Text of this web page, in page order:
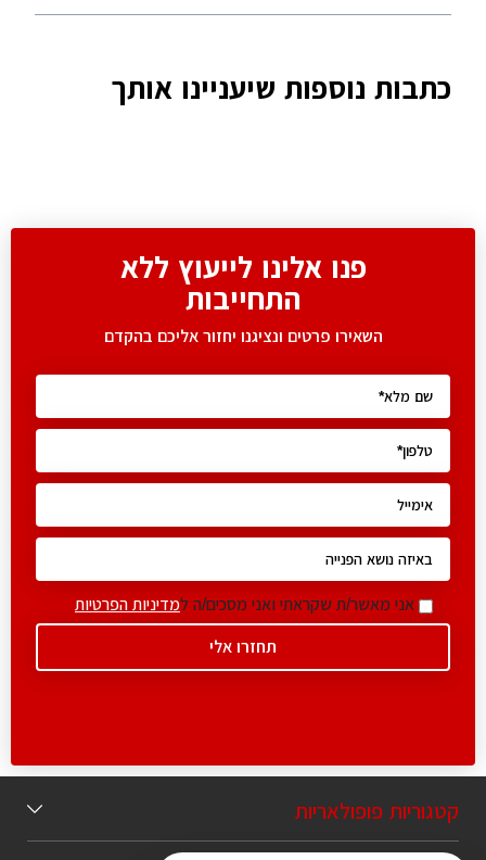
כתבות נוספות שיעניינו אותך
פנו אלינו לייעוץ ללא
התחייבות
השאירו פרטים ונציגנו יחזור אליכם בהקדם
אני מאשר/ת שקראתי ואני מסכים/ה למדיניות הפרטיות
קטגוריות פופולאריות